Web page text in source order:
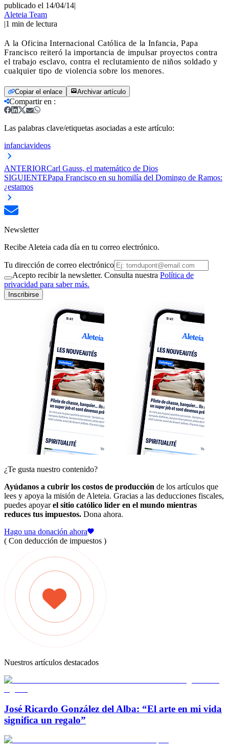
publicado el 14/04/14|
Aleteia Team
|1 min de lectura
A la Oficina Internacional Católica de la Infancia, Papa
Francisco reiteró la importancia de impulsar proyectos contra
el trabajo esclavo, contra el reclutamiento de niños soldado y
cualquier tipo de violencia sobre los menores.
Copiar el enlace Archivar artículo
Compartir en :
Las palabras clave/etiquetas asociadas a este artículo:
infanciavideos
ANTERIORCarl Gauss, el matemático de Dios
SIGUIENTEPapa Francisco en su homilía del Domingo de Ramos:
¿estamos
Newsletter
Recibe Aleteia cada día en tu correo electrónico.
Tu dirección de correo electrónico
Acepto recibir la newsletter. Consulta nuestra Política de
privacidad para saber más.
Inscribirse
¿Te gusta nuestro contenido?
Ayúdanos a cubrir los costos de producción de los artículos que
lees y apoya la misión de Aleteia. Gracias a las deducciones fiscales,
puedes apoyarel sitio católico líder en el mundo mientras
reduces tus impuestos. Dona ahora.
Hago una donación ahora
( Con deducción de impuestos )
Nuestros artículos destacados
José Ricardo González del Alba: “El arte en mi vida
significa un regalo”